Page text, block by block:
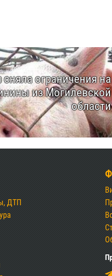
ограничения на
из Могилевской
области
ДТП